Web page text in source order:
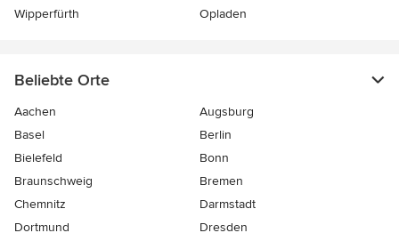
Wipperfürth
Opladen
Beliebte Orte
Aachen
Augsburg
Basel
Berlin
Bielefeld
Bonn
Braunschweig
Bremen
Chemnitz
Darmstadt
Dortmund
Dresden